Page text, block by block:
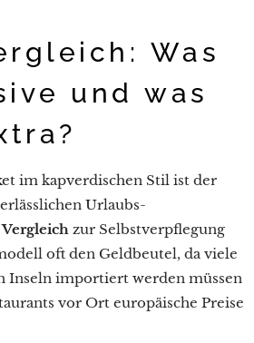
Was
und was
im kapverdischen Stil ist der
Urlaubs-
Vergleich zur Selbstverpflegung
oft den Geldbeutel, da viele
Inseln importiert werden müssen
vor Ort europäische Preise